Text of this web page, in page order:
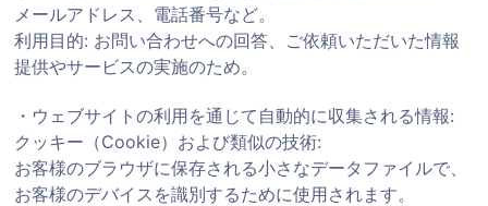
メールアドレス、電話番号など。
利用目的: お問い合わせへの回答、ご依頼いただいた情報
提供やサービスの実施のため。
・ウェブサイトの利用を通じて自動的に収集される情報:
クッキー（Cookie）および類似の技術:
お客様のブラウザに保存される小さなデータファイルで、
お客様のデバイスを識別するために使用されます。